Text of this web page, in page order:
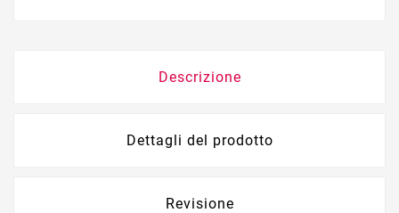
Descrizione
Dettagli del prodotto
Revisione